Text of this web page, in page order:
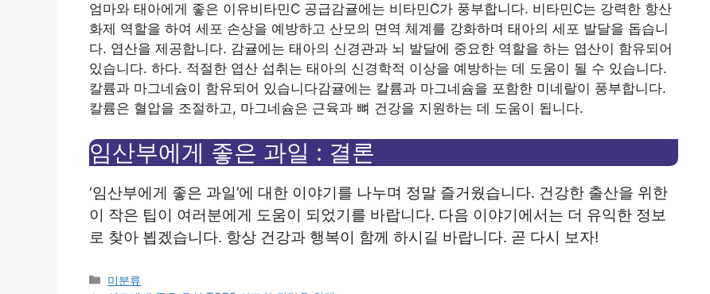
엄마와 태아에게 좋은 이유비타민C 공급감귤에는 비타민C가 풍부합니다. 비타민C는 강력한 항산
화제 역할을 하여 세포 손상을 예방하고 산모의 면역 체계를 강화하며 태아의 세포 발달을 돕습니
다. 엽산을 제공합니다. 감귤에는 태아의 신경관과 뇌 발달에 중요한 역할을 하는 엽산이 함유되어
있습니다. 하다. 적절한 엽산 섭취는 태아의 신경학적 이상을 예방하는 데 도움이 될 수 있습니다.
칼륨과 마그네슘이 함유되어 있습니다감귤에는 칼륨과 마그네슘을 포함한 미네랄이 풍부합니다.
칼륨은 혈압을 조절하고, 마그네슘은 근육과 뼈 건강을 지원하는 데 도움이 됩니다.
임산부에게 좋은 과일 : 결론
‘임산부에게 좋은 과일’에 대한 이야기를 나누며 정말 즐거웠습니다. 건강한 출산을 위한
이 작은 팁이 여러분에게 도움이 되었기를 바랍니다. 다음 이야기에서는 더 유익한 정보
로 찾아 뵙겠습니다. 항상 건강과 행복이 함께 하시길 바랍니다. 곧 다시 보자!
Categories
미분류